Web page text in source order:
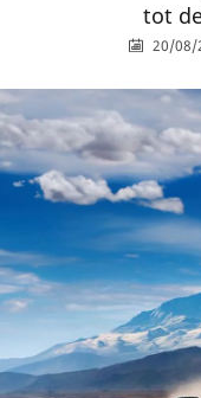
tot
20/08/